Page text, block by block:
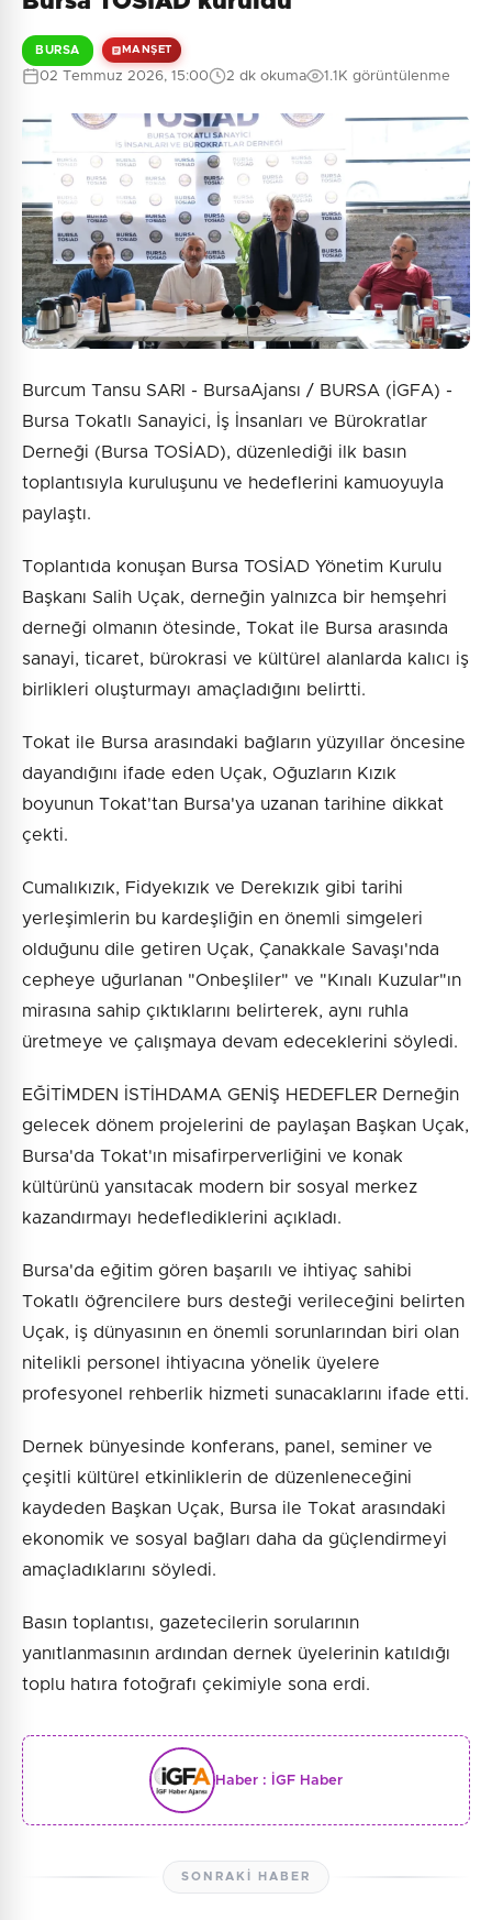
BURSA MANŞET
02 Temmuz 2026, 15:00 2 dk okuma 1.1K görüntülenme
Burcum Tansu SARI - BursaAjansı / BURSA (İGFA) -
Bursa Tokatlı Sanayici, İş İnsanları ve Bürokratlar
Derneği (Bursa TOSİAD), düzenlediği ilk basın
toplantısıyla kuruluşunu ve hedeflerini kamuoyuyla
paylaştı.
Toplantıda konuşan Bursa TOSİAD Yönetim Kurulu
Başkanı Salih Uçak, derneğin yalnızca bir hemşehri
derneği olmanın ötesinde, Tokat ile Bursa arasında
sanayi, ticaret, bürokrasi ve kültürel alanlarda kalıcı iş
birlikleri oluşturmayı amaçladığını belirtti.
Tokat ile Bursa arasındaki bağların yüzyıllar öncesine
dayandığını ifade eden Uçak, Oğuzların Kızık
boyunun Tokat'tan Bursa'ya uzanan tarihine dikkat
çekti.
Cumalıkızık, Fidyekızık ve Derekızık gibi tarihi
yerleşimlerin bu kardeşliğin en önemli simgeleri
olduğunu dile getiren Uçak, Çanakkale Savaşı'nda
cepheye uğurlanan "Onbeşliler" ve "Kınalı Kuzular"ın
mirasına sahip çıktıklarını belirterek, aynı ruhla
üretmeye ve çalışmaya devam edeceklerini söyledi.
EĞİTİMDEN İSTİHDAMA GENİŞ HEDEFLER Derneğin
gelecek dönem projelerini de paylaşan Başkan Uçak,
Bursa'da Tokat'ın misafirperverliğini ve konak
kültürünü yansıtacak modern bir sosyal merkez
kazandırmayı hedeflediklerini açıkladı.
Bursa'da eğitim gören başarılı ve ihtiyaç sahibi
Tokatlı öğrencilere burs desteği verileceğini belirten
Uçak, iş dünyasının en önemli sorunlarından biri olan
nitelikli personel ihtiyacına yönelik üyelere
profesyonel rehberlik hizmeti sunacaklarını ifade etti.
Dernek bünyesinde konferans, panel, seminer ve
çeşitli kültürel etkinliklerin de düzenleneceğini
kaydeden Başkan Uçak, Bursa ile Tokat arasındaki
ekonomik ve sosyal bağları daha da güçlendirmeyi
amaçladıklarını söyledi.
Basın toplantısı, gazetecilerin sorularının
yanıtlanmasının ardından dernek üyelerinin katıldığı
toplu hatıra fotoğrafı çekimiyle sona erdi.
Haber : İGF Haber
SONRAKI HABER